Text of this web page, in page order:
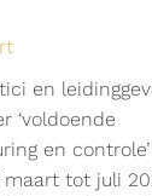
en
‘voldoende
en
tot juli